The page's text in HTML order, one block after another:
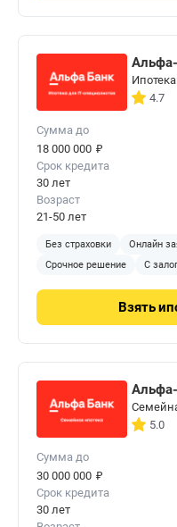
4.7
Сумма до
18 000 000 ₽
Срок кредита
30 лет
Возраст
21-50 лет
Без страховки
Онлайн
Срочное решение
С
Взять
5.0
Сумма до
30 000 000 ₽
Срок кредита
30 лет